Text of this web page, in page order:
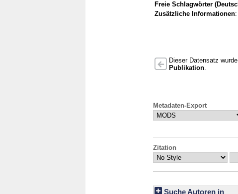
Freie Schlagwörter
Zusätzliche Informationen:
Dieser Datensatz
Publikation
Metadaten-Export
Zitation
Suche Autoren in